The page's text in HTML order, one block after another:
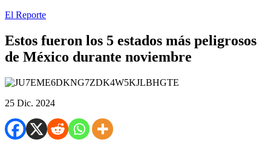
El Reporte
Estos fueron los 5 estados más peligrosos
de México durante noviembre
25 Dic. 2024